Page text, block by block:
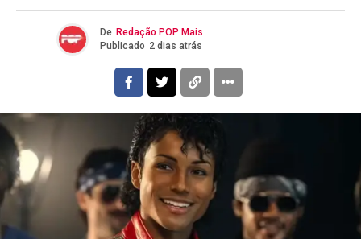
De Redação POP Mais
Publicado 2 dias atrás